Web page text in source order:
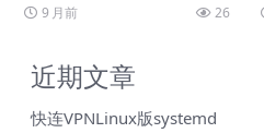
延迟测试揭示亚洲节...
9 月前 26
近期文章
快连VPNLinux版systemd